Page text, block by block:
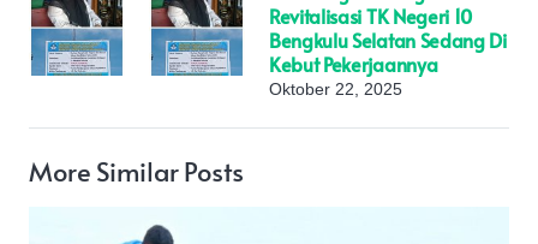
Revitalisasi TK Negeri 10
Bengkulu Selatan Sedang Di
Kebut Pekerjaannya
Oktober 22, 2025
More Similar Posts